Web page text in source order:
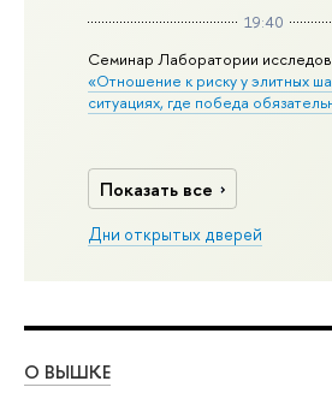
19:40
Семинар Лаборатории
«Отношение к риску у элитных
ситуациях, где победа
Показать все
Дни открытых дверей
О ВЫШКЕ